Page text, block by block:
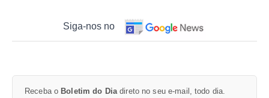
Siga-nos no
Receba o Boletim do Dia direto no seu e-mail, todo dia.